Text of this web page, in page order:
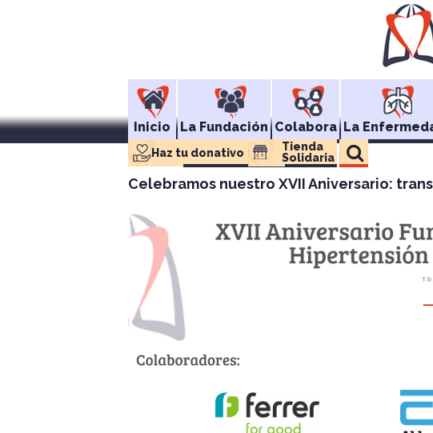
Inicio La Fundación Colabora La
Haz tu donativo
Tienda
Solidaria
Celebramos nuestro XVII Aniversario: